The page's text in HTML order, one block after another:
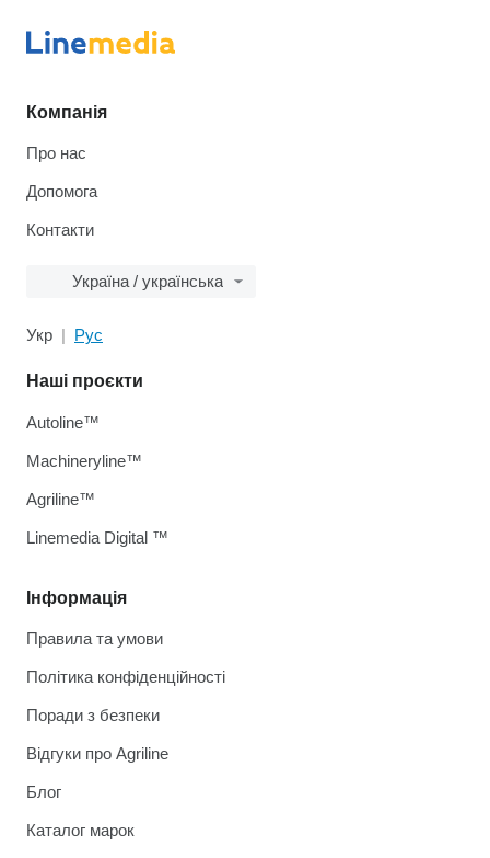
Компанія
Про нас
Допомога
Контакти
Україна / українська
Укр Рус
Інформація
Правила та умови
Політика конфіденційності
Поради з безпеки
Відгуки про Agriline
Блог
Каталог марок
Наші проєкти
Autoline™
Machineryline™
Agriline™
Linemedia Digital ™